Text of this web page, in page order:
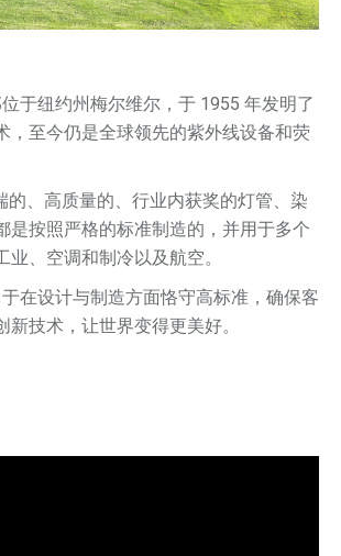
于纽约州梅尔维尔，于 1955 年发明了
，至今仍是全球领先的紫外线设备和荧
的、高质量的、行业内获奖的灯管、染
是按照严格的标准制造的，并用于多个
业、空调和制冷以及航空。
在设计与制造方面恪守高标准，确保客
新技术，让世界变得更美好。